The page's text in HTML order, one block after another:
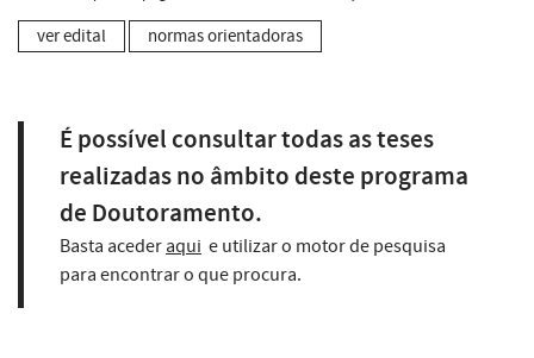
ver edital normas orientadoras
É possível consultar todas as teses
realizadas no âmbito deste programa
de Doutoramento.
Basta aceder aqui e utilizar o motor de pesquisa
para encontrar o que procura.